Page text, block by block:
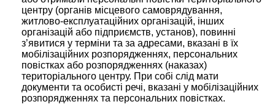
центру (органів місцевого самоврядування,
житлово-експлуатаційних організацій, інших
організацій або підприємств, установ), повинні
з’явитися у терміни та за адресами, вказані в їх
мобілізаційних розпорядженнях, персональних
повістках або розпорядженнях (наказах)
територіального центру. При собі слід мати
документи та особисті речі, вказані у мобілізаційних
розпорядженнях та персональних повістках.